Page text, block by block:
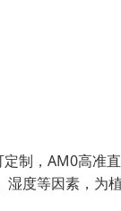
制，AM0高准
度等因素，为